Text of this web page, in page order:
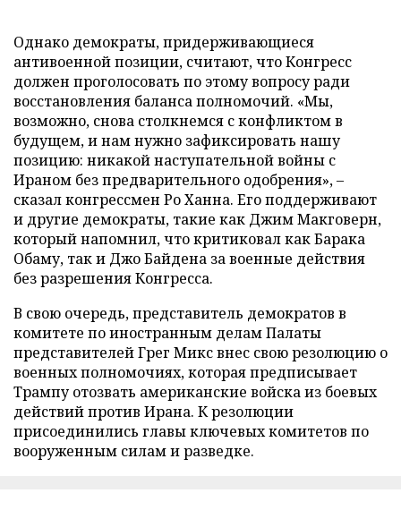
Однако демократы, придерживающиеся
антивоенной позиции, считают, что Конгресс
должен проголосовать по этому вопросу ради
восстановления баланса полномочий. «Мы,
возможно, снова столкнемся с конфликтом в
будущем, и нам нужно зафиксировать нашу
позицию: никакой наступательной войны с
Ираном без предварительного одобрения», –
сказал конгрессмен Ро Ханна. Его поддерживают
и другие демократы, такие как Джим Макговерн,
который напомнил, что критиковал как Барака
Обаму, так и Джо Байдена за военные действия
без разрешения Конгресса.
В свою очередь, представитель демократов в
комитете по иностранным делам Палаты
представителей Грег Микс внес свою резолюцию о
военных полномочиях, которая предписывает
Трампу отозвать американские войска из боевых
действий против Ирана. К резолюции
присоединились главы ключевых комитетов по
вооруженным силам и разведке.